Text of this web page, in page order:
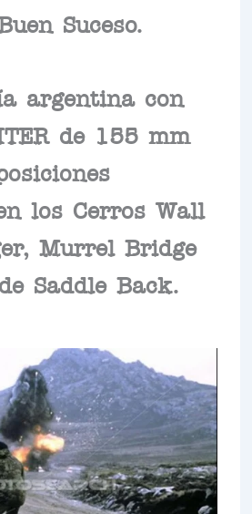
Suceso.
argentina con
de 155 mm
los Cerros Wall
Murrel Bridge
Saddle Back.